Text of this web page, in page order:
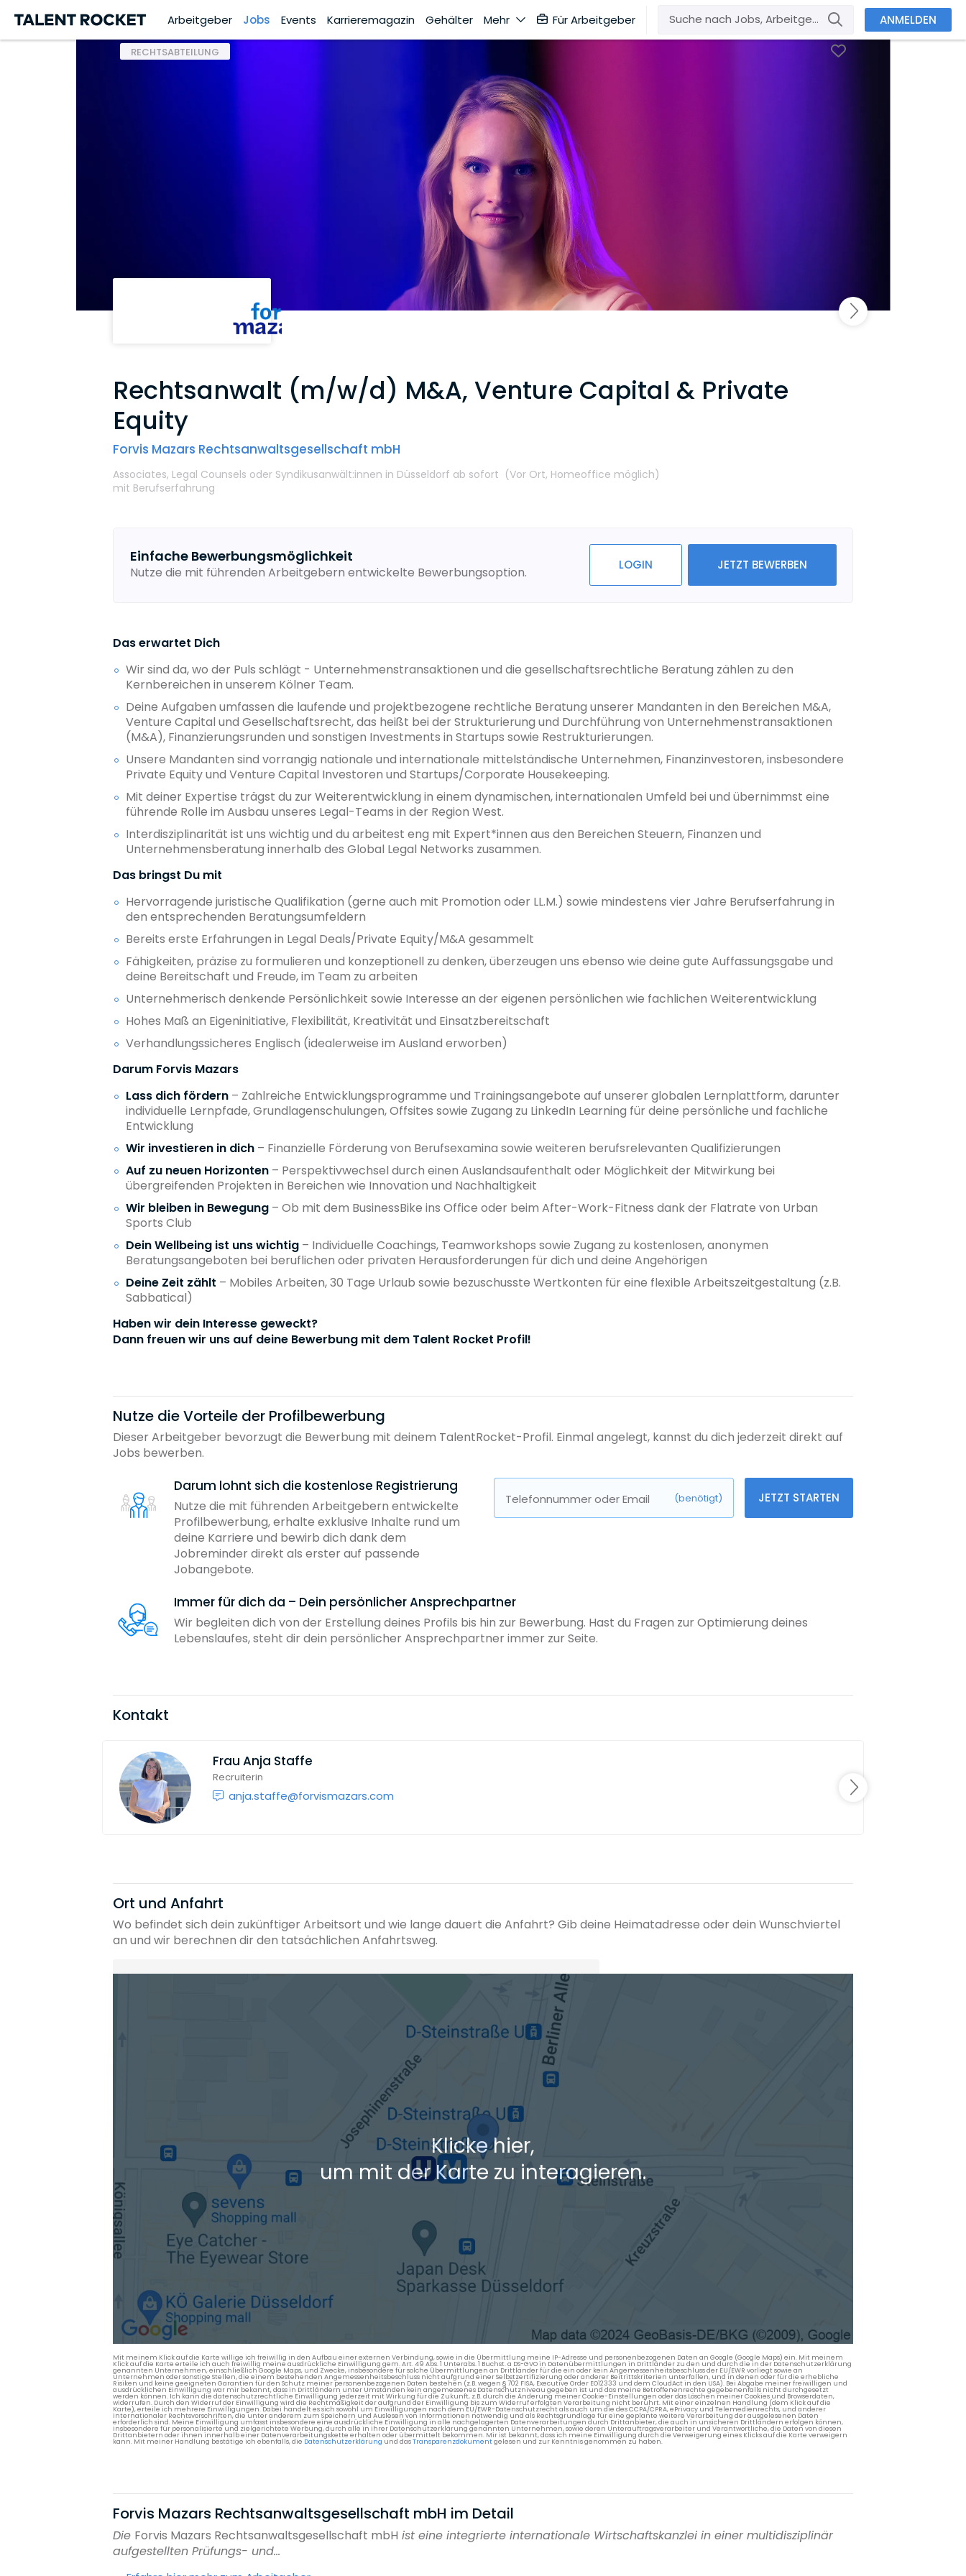
Arbeitgeber Jobs Events Karrieremagazin Gehälter Mehr Für Arbeitgeber ANMELDEN
RECHTSABTEILUNG
Rechtsanwalt (m/w/d) M&A, Venture Capital & Private
Equity
Forvis Mazars Rechtsanwaltsgesellschaft mbH
Associates, Legal Counsels oder Syndikusanwält:innen in Düsseldorf ab sofort (Vor Ort, Homeoffice möglich)
mit Berufserfahrung
Einfache Bewerbungsmöglichkeit
Nutze die mit führenden Arbeitgebern entwickelte Bewerbungsoption. LOGIN JETZT BEWERBEN
Das erwartet Dich
Wir sind da, wo der Puls schlägt - Unternehmenstransaktionen und die gesellschaftsrechtliche Beratung zählen zu den
Kernbereichen in unserem Kölner Team.
Deine Aufgaben umfassen die laufende und projektbezogene rechtliche Beratung unserer Mandanten in den Bereichen M&A,
Venture Capital und Gesellschaftsrecht, das heißt bei der Strukturierung und Durchführung von Unternehmenstransaktionen
(M&A), Finanzierungsrunden und sonstigen Investments in Startups sowie Restrukturierungen.
Unsere Mandanten sind vorrangig nationale und internationale mittelständische Unternehmen, Finanzinvestoren, insbesondere
Private Equity und Venture Capital Investoren und Startups/Corporate Housekeeping.
Mit deiner Expertise trägst du zur Weiterentwicklung in einem dynamischen, internationalen Umfeld bei und übernimmst eine
führende Rolle im Ausbau unseres Legal-Teams in der Region West.
Interdisziplinarität ist uns wichtig und du arbeitest eng mit Expert*innen aus den Bereichen Steuern, Finanzen und
Unternehmensberatung innerhalb des Global Legal Networks zusammen.
Das bringst Du mit
Hervorragende juristische Qualifikation (gerne auch mit Promotion oder LL.M.) sowie mindestens vier Jahre Berufserfahrung in
den entsprechenden Beratungsumfeldern
Bereits erste Erfahrungen in Legal Deals/Private Equity/M&A gesammelt
Fähigkeiten, präzise zu formulieren und konzeptionell zu denken, überzeugen uns ebenso wie deine gute Auffassungsgabe und
deine Bereitschaft und Freude, im Team zu arbeiten
Unternehmerisch denkende Persönlichkeit sowie Interesse an der eigenen persönlichen wie fachlichen Weiterentwicklung
Hohes Maß an Eigeninitiative, Flexibilität, Kreativität und Einsatzbereitschaft
Verhandlungssicheres Englisch (idealerweise im Ausland erworben)
Darum Forvis Mazars
Lass dich fördern – Zahlreiche Entwicklungsprogramme und Trainingsangebote auf unserer globalen Lernplattform, darunter
individuelle Lernpfade, Grundlagenschulungen, Offsites sowie Zugang zu LinkedIn Learning für deine persönliche und fachliche
Entwicklung
Wir investieren in dich – Finanzielle Förderung von Berufsexamina sowie weiteren berufsrelevanten Qualifizierungen
Auf zu neuen Horizonten – Perspektivwechsel durch einen Auslandsaufenthalt oder Möglichkeit der Mitwirkung bei
übergreifenden Projekten in Bereichen wie Innovation und Nachhaltigkeit
Wir bleiben in Bewegung – Ob mit dem BusinessBike ins Office oder beim After-Work-Fitness dank der Flatrate von Urban
Sports Club
Dein Wellbeing ist uns wichtig – Individuelle Coachings, Teamworkshops sowie Zugang zu kostenlosen, anonymen
Beratungsangeboten bei beruflichen oder privaten Herausforderungen für dich und deine Angehörigen
Deine Zeit zählt – Mobiles Arbeiten, 30 Tage Urlaub sowie bezuschusste Wertkonten für eine flexible Arbeitszeitgestaltung (z.B.
Sabbatical)
Haben wir dein Interesse geweckt?
Dann freuen wir uns auf deine Bewerbung mit dem Talent Rocket Profil!
Nutze die Vorteile der Profilbewerbung
Dieser Arbeitgeber bevorzugt die Bewerbung mit deinem TalentRocket-Profil. Einmal angelegt, kannst du dich jederzeit direkt auf
Jobs bewerben.
Darum lohnt sich die kostenlose Registrierung
Nutze die mit führenden Arbeitgebern entwickelte
Profilbewerbung, erhalte exklusive Inhalte rund um
deine Karriere und bewirb dich dank dem
Jobreminder direkt als erster auf passende
Jobangebote.
Telefonnummer oder Email (benötigt) JETZT STARTEN
Immer für dich da – Dein persönlicher Ansprechpartner
Wir begleiten dich von der Erstellung deines Profils bis hin zur Bewerbung. Hast du Fragen zur Optimierung deines
Lebenslaufes, steht dir dein persönlicher Ansprechpartner immer zur Seite.
Kontakt
Frau Anja Staffe
Recruiterin
anja.staffe@forvismazars.com
Ort und Anfahrt
Wo befindet sich dein zukünftiger Arbeitsort und wie lange dauert die Anfahrt? Gib deine Heimatadresse oder dein Wunschviertel
an und wir berechnen dir den tatsächlichen Anfahrtsweg.
Heimatadresse oder Wunschort
Die berechneten Anreisezeiten basieren auf den Verkehrsdaten eines typischen Dienstag morgens um 8:30.
Klicke hier,
um mit der Karte zu interagieren.
Mit meinem Klick auf die Karte willige ich freiwillig in den Aufbau einer externen Verbindung, sowie in die Übermittlung meine IP-Adresse und personenbezogenen Daten an Google (Google Maps) ein. Mit meinem
Klick auf die Karte erteile ich auch freiwillig meine ausdrückliche Einwilligung gem. Art. 49 Abs. 1 Unterabs. 1 Buchst. a DS-GVO in Datenübermittlungen in Drittländer zu den und durch die in der Datenschutzerklärung
genannten Unternehmen, einschließlich Google Maps, und Zwecke, insbesondere für solche Übermittlungen an Drittländer für die ein oder kein Angemessenheitsbeschluss der EU/EWR vorliegt sowie an
Unternehmen oder sonstige Stellen, die einem bestehenden Angemessenheitsbeschluss nicht aufgrund einer Selbstzertifizierung oder anderer Beitrittskriterien unterfallen, und in denen oder für die erhebliche
Risiken und keine geeigneten Garantien für den Schutz meiner personenbezogenen Daten bestehen (z.B. wegen § 702 FISA, Executive Order EO12333 und dem CloudAct in den USA). Bei Abgabe meiner freiwilligen und
ausdrücklichen Einwilligung war mir bekannt, dass in Drittländern unter Umständen kein angemessenes Datenschutzniveau gegeben ist und das meine Betroffenenrechte gegebenenfalls nicht durchgesetzt
werden können. Ich kann die datenschutzrechtliche Einwilligung jederzeit mit Wirkung für die Zukunft, z.B. durch die Änderung meiner Cookie-Einstellungen oder das Löschen meiner Cookies und Browserdaten,
widerrufen. Durch den Widerruf der Einwilligung wird die Rechtmäßigkeit der aufgrund der Einwilligung bis zum Widerruf erfolgten Verarbeitung nicht berührt. Mit einer einzelnen Handlung (dem Klick auf die
Karte), erteile ich mehrere Einwilligungen. Dabei handelt es sich sowohl um Einwilligungen nach dem EU/EWR-Datenschutzrecht als auch um die des CCPA/CPRA, ePrivacy und Telemedienrechts, und anderer
internationaler Rechtsvorschriften, die unter anderem zum Speichern und Auslesen von Informationen notwendig und als Rechtsgrundlage für eine geplante weitere Verarbeitung der ausgelesenen Daten
erforderlich sind. Meine Einwilligung umfasst insbesondere eine ausdrückliche Einwilligung in alle nachgelagerten Datenverarbeitungen durch Drittanbieter, die auch in unsicheren Drittländern erfolgen können,
insbesondere für personalisierte und zielgerichtete Werbung, durch alle in ihrer Datenschutzerklärung genannten Unternehmen, sowie deren Unterauftragsverarbeiter und Verantwortliche, die Daten von diesen
Drittanbietern oder ihnen innerhalb einer Datenverarbeitungskette erhalten oder übermittelt bekommen. Mir ist bekannt, dass ich meine Einwilligung durch die Verweigerung eines Klicks auf die Karte verweigern
kann. Mit meiner Handlung bestätige ich ebenfalls, die Datenschutzerklärung und dasTransparenzdokumentgelesen und zur Kenntnis genommen zu haben.
Forvis Mazars Rechtsanwaltsgesellschaft mbH im Detail
Die Forvis Mazars Rechtsanwaltsgesellschaft mbH ist eine integrierte internationale Wirtschaftskanzlei in einer multidisziplinär
aufgestellten Prüfungs- und...